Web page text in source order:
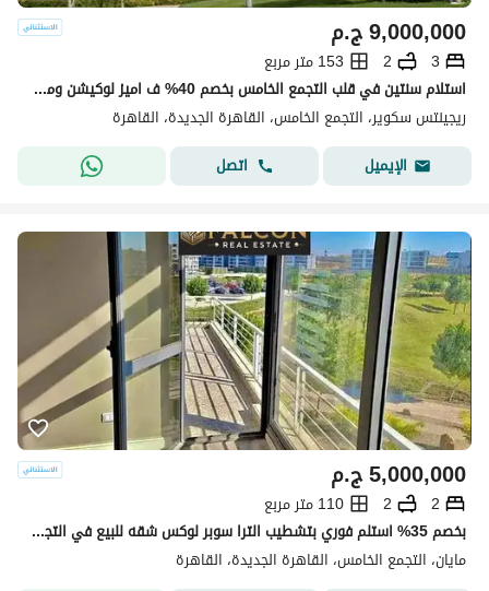
ج.م9,000,000
3
2
153 متر مربع
استلام سنتين في قلب التجمع الخامس بخصم 40% ف اميز لوكيشن ومتاح تقسيط لحد 8 سنين
ريجينتس سكوير، التجمع الخامس، القاهرة الجديدة، القاهرة
الإيميل
اتصل
ج.م5,000,000
2
2
110 متر مربع
بخصم 35% استلم فوري بتشطيب الترا سوبر لوكس شقه للبيع في التجمع الخامس كمبوند مايان Mayan new cairo امام الرحاب بجوار كريك تاون والمطار دقائق من AUC
مايان، التجمع الخامس، القاهرة الجديدة، القاهرة